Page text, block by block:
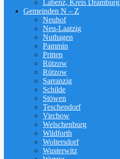
Labenz, Kreis Dramburg
Gemeinden N – Z
Neuhof
Neu-Laatzig
Nuthagen
Pammin
Pritten
Rützow
Rützow
Sarranzig
Schilde
Stöwen
Teschendorf
Virchow
Welschenburg
Wildforth
Woltersdorf
Wusterwitz